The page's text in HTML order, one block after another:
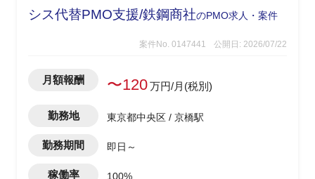
シス代替PMO支援/鉄鋼商社のPMO求人・案件
案件No. 0147441 公開日: 2026/07/22
月額報酬 〜120万円/月(税別)
勤務地 東京都中央区 / 京橋駅
勤務期間 即日～
稼働率 100%